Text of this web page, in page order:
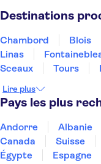
Destinations
Chambord Blois
Linas
Sceaux
Tours
Lire plus
Pays les plus
Andorre Albanie
Canada
Suisse
Égypte
Espagne